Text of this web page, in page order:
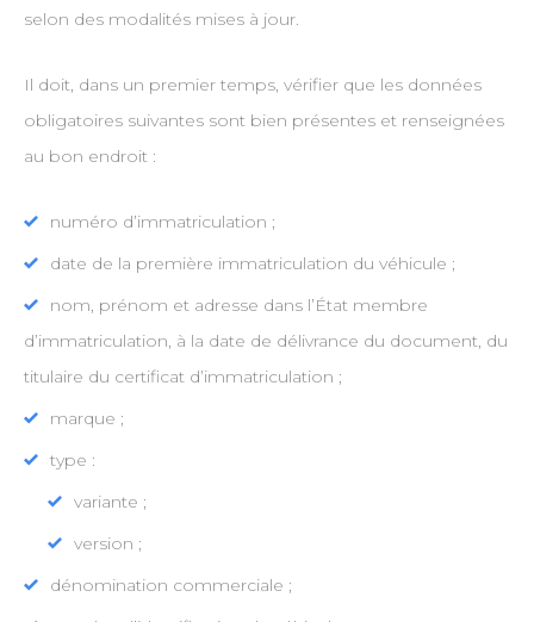
selon des modalités mises à jour.
Il doit, dans un premier temps, vérifier que les données
obligatoires suivantes sont bien présentes et renseignées
au bon endroit :
numéro d’immatriculation ;
date de la première immatriculation du véhicule ;
nom, prénom et adresse dans l’État membre
d’immatriculation, à la date de délivrance du document, du
titulaire du certificat d’immatriculation ;
marque ;
type :
variante ;
version ;
dénomination commerciale ;